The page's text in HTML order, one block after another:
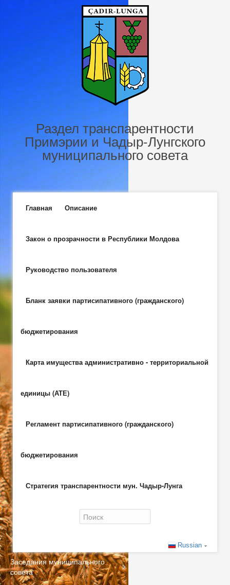
Перейти к основному содержанию
Раздел транспарентности
Примэрии и Чадыр-Лунгского
муниципального совета
Главное меню
Главная Описание
Закон о прозрачности в Республики Молдова
Руководство пользователя
Бланк заявки партисипативного (гражданского)
бюджетирования
Карта имущества административно - территориальной
единицы (АТЕ)
Регламент партисипативного (гражданского)
бюджетирования
Стратегия транспарентности мун. Чадыр-Лунга
Russian
Заседания муниципального
совета